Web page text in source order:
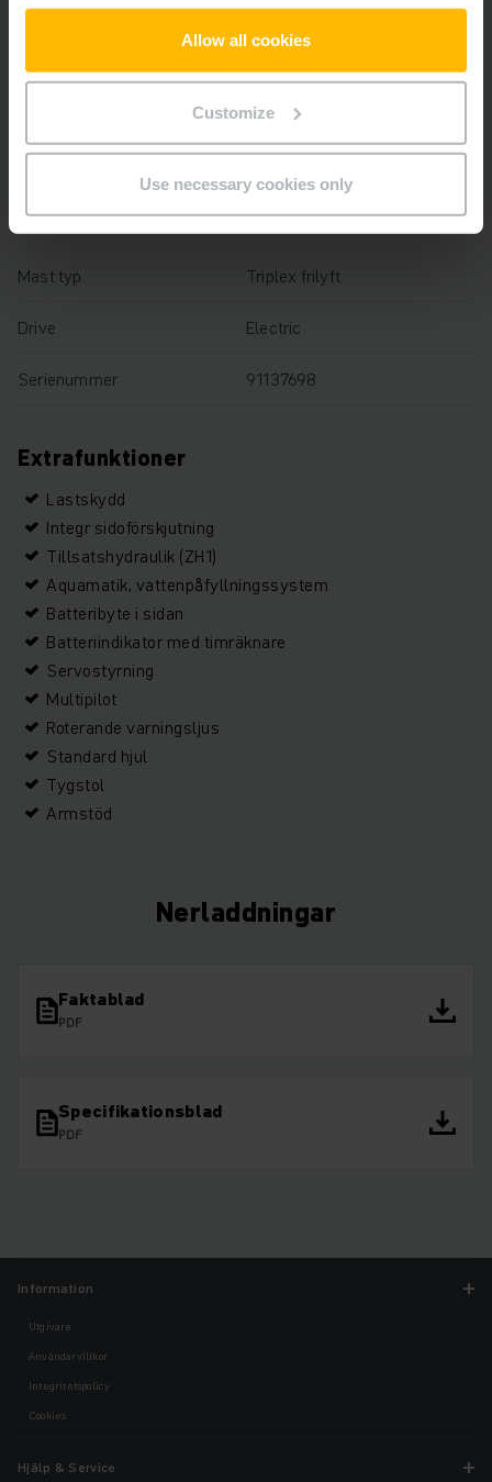
Allow all cookies
Customize
Use necessary cookies only
Lyfthöjd
Lastkapacitet 1400 kg
1431 h
3540 mm
Gaffellängd 1150 mm
Mast typ Triplex frilyft
Drive Electric
Serienummer 91137698
Extrafunktioner
Lastskydd
Integr sidoförskjutning
Tillsatshydraulik (ZH1)
Aquamatik, vattenpåfyllningssystem
Batteribyte i sidan
Batteriindikator med timräknare
Servostyrning
Multipilot
Roterande varningsljus
Standard hjul
Tygstol
Armstöd
Nerladdningar
Faktablad
PDF
Specifikationsblad
PDF
Information
Utgivare
Användarvillkor
Integritetspolicy
Cookies
Hjälp & Service